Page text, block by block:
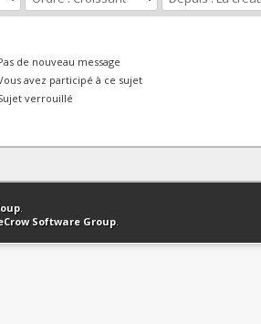
de nouveau message
avez participé à ce sujet
verrouillé
en haut Version bas-débit (Archivé)
.
Software Group.